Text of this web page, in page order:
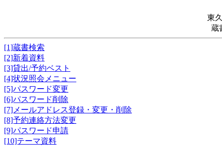
東
蔵
[1]蔵書検索
[2]新着資料
[3]貸出/予約ベスト
[4]状況照会メニュー
[5]パスワード変更
[6]パスワード削除
[7]メールアドレス登録・変更・削除
[8]予約連絡方法変更
[9]パスワード申請
[10]テーマ資料